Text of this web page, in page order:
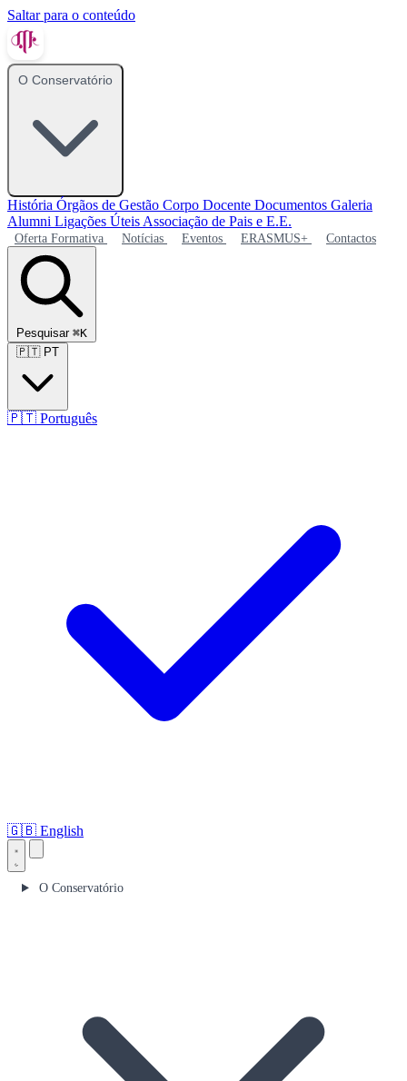
Saltar para o conteúdo
O Conservatório
História Órgãos de Gestão Corpo Docente Documentos Galeria
Alumni Ligações Úteis Associação de Pais e E.E.
Oferta Formativa Notícias Eventos ERASMUS+ Contactos
Pesquisar ⌘K
🇵🇹 PT
🇵🇹 Português
🇬🇧 English
O Conservatório